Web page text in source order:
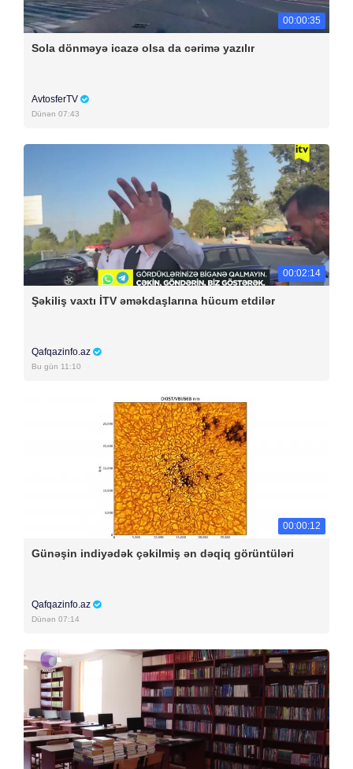
00:00:35
Sola dönməyə icazə olsa da cərimə yazılır
AvtosferTV
Dünən 07:43
00:02:14
Şəkiliş vaxtı İTV əməkdaşlarına hücum etdilər
Qafqazinfo.az
Bu gün 11:10
00:00:12
Günəşin indiyədək çəkilmiş ən dəqiq görüntüləri
Qafqazinfo.az
Dünən 07:14